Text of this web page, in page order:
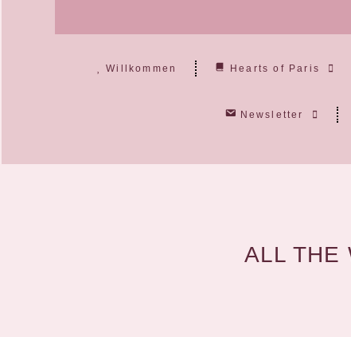
Willkommen Hearts of Paris
Newsletter
ALL THE